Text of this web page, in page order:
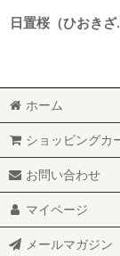
日置桜（ひお
ホーム
ショッピングカ
お問い合わせ
マイページ
メールマガジン